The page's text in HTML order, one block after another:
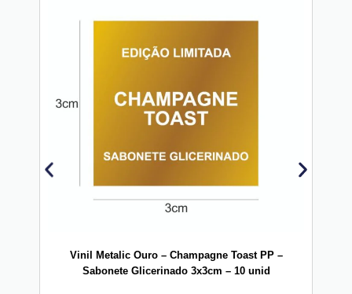
Vinil Metalic Ouro – Champagne Toast PP –
Sabonete Glicerinado 3x3cm – 10 unid